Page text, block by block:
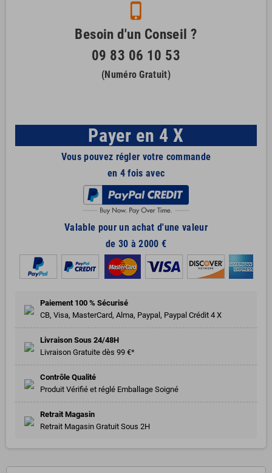
phone_iphone
Besoin d'un Conseil ?
09 83 06 10 53
(Numéro Gratuit)
Payer en 4 X
Vous pouvez régler votre commande
en 4 fois avec
Valable pour un achat d'une valeur
de 30 à 2000 €
Paiement 100 % Sécurisé
CB, Visa, MasterCard, Alma, Paypal, Paypal Crédit 4 X
Livraison Sous 24/48H
Livraison Gratuite dès 99 €*
Contrôle Qualité
Produit Vérifié et réglé Emballage Soigné
Retrait Magasin
Retrait Magasin Gratuit Sous 2H